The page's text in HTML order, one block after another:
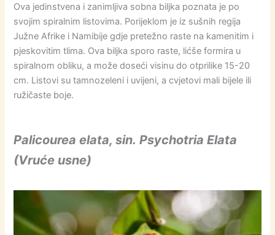
Ova jedinstvena i zanimljiva sobna biljka poznata je po
svojim spiralnim listovima. Porijeklom je iz sušnih regija
Južne Afrike i Namibije gdje pretežno raste na kamenitim i
pjeskovitim tlima. Ova biljka sporo raste, lićše formira u
spiralnom obliku, a može doseći visinu do otprilike 15-20
cm. Listovi su tamnozeleni i uvijeni, a cvjetovi mali bijele ili
ružičaste boje.
Palicourea elata, sin. Psychotria Elata
(Vruće usne)